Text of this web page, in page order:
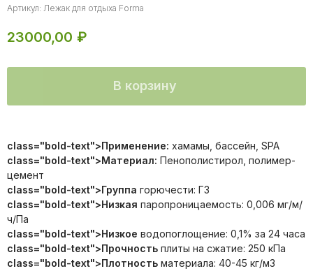
Артикул: Лежак для отдыха Forma
23000,00 ₽
В корзину
пенополистирол, полимер-цементная смесь
хаммамы, душевые, SPA зоны
class="bold-text">Применение: хамамы, бассейн, SPA
class="bold-text">Материал: Пенополистирол, полимер-
цемент
class="bold-text">Группа горючести: Г3
class="bold-text">Низкая паропроницаемость: 0,006 мг/м/
ч/Па
class="bold-text">Низкое водопоглощение: 0,1% за 24 часа
class="bold-text">Прочность плиты на сжатие: 250 кПа
class="bold-text">Плотность материала: 40-45 кг/м3